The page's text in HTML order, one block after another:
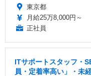
東京都
月給25万8,000円～
正社員
ITサポートスタッフ・
員・定着率高い」・未